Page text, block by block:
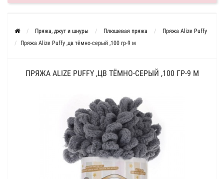
Пряжа, джут и шнуры Плюшевая пряжа
Пряжа Alize Puffy
Пряжа Alize Puffy ,цв тёмно-серый ,100 гр-9 м
ПРЯЖА ALIZE PUFFY ,ЦВ ТЁМНО-СЕРЫЙ ,100 ГР-9 М